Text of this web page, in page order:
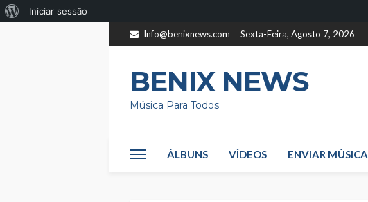
Sobre
Iniciar sessão
Info@benixnews.com Sexta-Feira, Agosto 7, 2026
BENIX NEWS
Música Para Todos
ÁLBUNS VÍDEOS ENVIAR MÚSICA